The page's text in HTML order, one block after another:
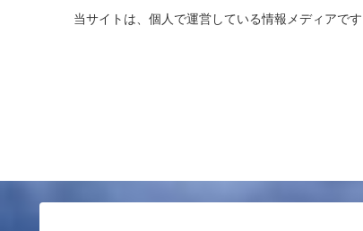
当サイトは、個人で運営している情報メディアで